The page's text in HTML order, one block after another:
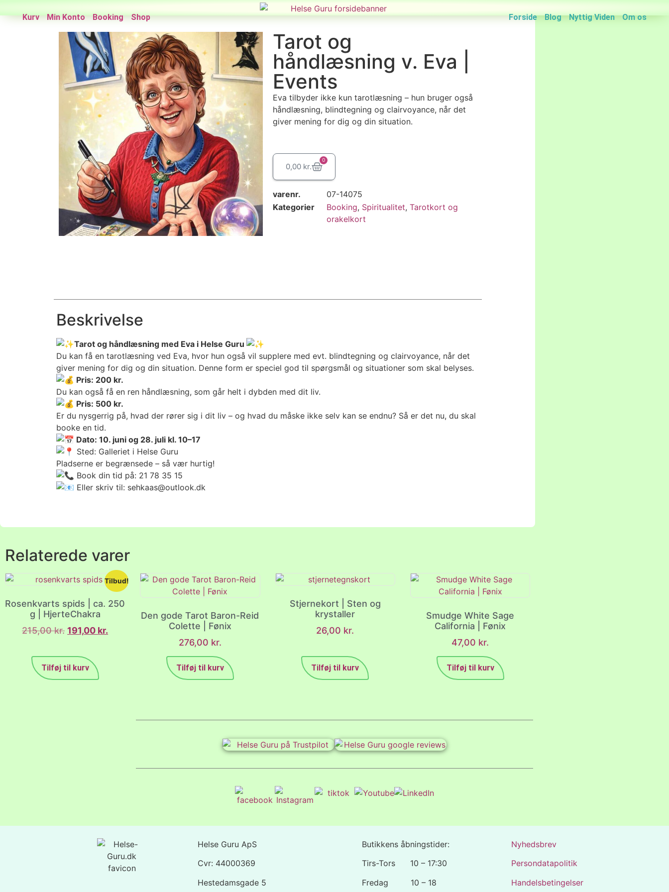
Forside Blog Nyttig Viden Om os
Kurv Min Konto Booking Shop
Tarot og
håndlæsning v. Eva |
Events
Eva tilbyder ikke kun tarotlæsning – hun bruger også
håndlæsning, blindtegning og clairvoyance, når det
giver mening for dig og din situation.
0,00 kr.
0
varenr.
07-14075
Kategorier
Booking, Spiritualitet, Tarotkort og
orakelkort
Beskrivelse
Tarot og håndlæsning med Eva i Helse Guru
Du kan få en tarotlæsning ved Eva, hvor hun også vil supplere med evt. blindtegning og clairvoyance, når det
giver mening for dig og din situation. Denne form er speciel god til spørgsmål og situationer som skal belyses.
Pris: 200 kr.
Du kan også få en ren håndlæsning, som går helt i dybden med dit liv.
Pris: 500 kr.
Er du nysgerrig på, hvad der rører sig i dit liv – og hvad du måske ikke selv kan se endnu? Så er det nu, du skal
booke en tid.
Dato: 10. juni og 28. juli kl. 10–17
Sted: Galleriet i Helse Guru
Pladserne er begrænsede – så vær hurtig!
Book din tid på: 21 78 35 15
Eller skriv til: sehkaas@outlook.dk
Relaterede varer
Tilbud!
Rosenkvarts spids | ca. 250
g | HjerteChakra
215,00kr. 191,00 kr.
Tilføj til kurv
Den gode Tarot Baron-Reid
Colette | Fønix
276,00 kr.
Tilføj til kurv
Stjernekort | Sten og
krystaller
26,00 kr.
Tilføj til kurv
Smudge White Sage
California | Fønix
47,00 kr.
Tilføj til kurv
Helse Guru ApS
Cvr: 44000369
Hestedamsgade 5
Butikkens åbningstider:
Tirs-Tors 10 – 17:30
Fredag 10 – 18
Nyhedsbrev
Persondatapolitik
Handelsbetingelser